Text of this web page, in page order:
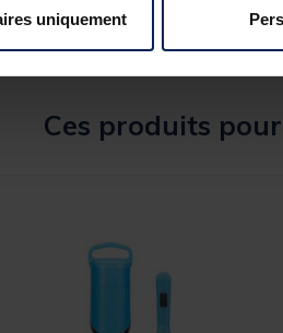
uniquement
Ces produits